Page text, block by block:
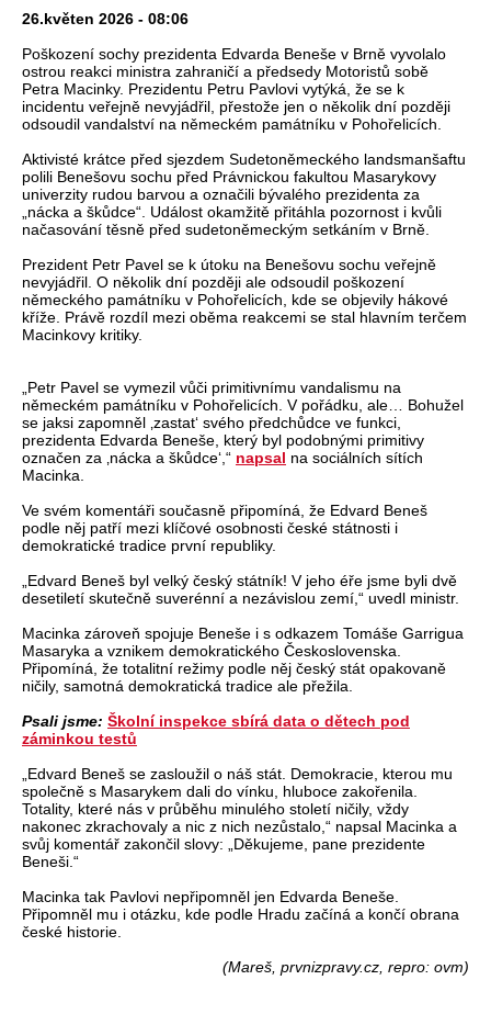
26.květen 2026 - 08:06
Poškození sochy prezidenta Edvarda Beneše v Brně vyvolalo
ostrou reakci ministra zahraničí a předsedy Motoristů sobě
Petra Macinky. Prezidentu Petru Pavlovi vytýká, že se k
incidentu veřejně nevyjádřil, přestože jen o několik dní později
odsoudil vandalství na německém památníku v Pohořelicích.
Aktivisté krátce před sjezdem Sudetoněmeckého landsmanšaftu
polili Benešovu sochu před Právnickou fakultou Masarykovy
univerzity rudou barvou a označili bývalého prezidenta za
„nácka a škůdce“. Událost okamžitě přitáhla pozornost i kvůli
načasování těsně před sudetoněmeckým setkáním v Brně.
Prezident Petr Pavel se k útoku na Benešovu sochu veřejně
nevyjádřil. O několik dní později ale odsoudil poškození
německého památníku v Pohořelicích, kde se objevily hákové
kříže. Právě rozdíl mezi oběma reakcemi se stal hlavním terčem
Macinkovy kritiky.
„Petr Pavel se vymezil vůči primitivnímu vandalismu na
německém památníku v Pohořelicích. V pořádku, ale… Bohužel
se jaksi zapomněl ‚zastat‘ svého předchůdce ve funkci,
prezidenta Edvarda Beneše, který byl podobnými primitivy
označen za ‚nácka a škůdce‘,“ napsal na sociálních sítích
Macinka.
Ve svém komentáři současně připomíná, že Edvard Beneš
podle něj patří mezi klíčové osobnosti české státnosti i
demokratické tradice první republiky.
„Edvard Beneš byl velký český státník! V jeho éře jsme byli dvě
desetiletí skutečně suverénní a nezávislou zemí,“ uvedl ministr.
Macinka zároveň spojuje Beneše i s odkazem Tomáše Garrigua
Masaryka a vznikem demokratického Československa.
Připomíná, že totalitní režimy podle něj český stát opakovaně
ničily, samotná demokratická tradice ale přežila.
Psali jsme: Školní inspekce sbírá data o dětech pod
záminkou testů
„Edvard Beneš se zasloužil o náš stát. Demokracie, kterou mu
společně s Masarykem dali do vínku, hluboce zakořenila.
Totality, které nás v průběhu minulého století ničily, vždy
nakonec zkrachovaly a nic z nich nezůstalo,“ napsal Macinka a
svůj komentář zakončil slovy: „Děkujeme, pane prezidente
Beneši.“
Macinka tak Pavlovi nepřipomněl jen Edvarda Beneše.
Připomněl mu i otázku, kde podle Hradu začíná a končí obrana
české historie.
(Mareš, prvnizpravy.cz, repro: ovm)